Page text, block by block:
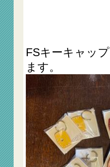
FSキーキャッ
ます。